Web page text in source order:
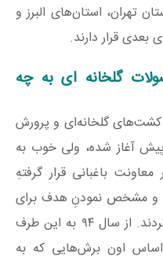
تهران، استان‌های البرز و
گلخانه‌ ای به چه
گلخانه‌ای و پرورش
در کشور از ۱۵ سال پیش آغاز شده، ولی خوب به
دستور کار معاونت باغبانی قرار گرفتهِ
و مشخص نمودنِ هدف برای
هر استان این موضوع را پیگیری کردند. از سال ۹۴ به این طرف
اون برش‌هایی که به